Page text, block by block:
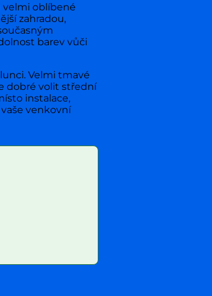
velmi oblíbené
zahradou,
barev vůči
Velmi tmavé
dobré volit střední
instalace,
venkovní